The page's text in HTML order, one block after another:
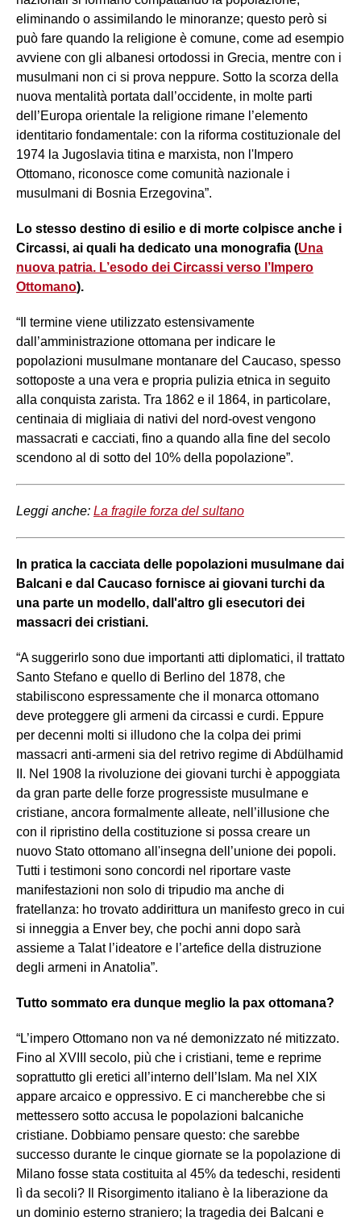
eliminando o assimilando le minoranze; questo però si
può fare quando la religione è comune, come ad esempio
avviene con gli albanesi ortodossi in Grecia, mentre con i
musulmani non ci si prova neppure. Sotto la scorza della
nuova mentalità portata dall’occidente, in molte parti
dell’Europa orientale la religione rimane l’elemento
identitario fondamentale: con la riforma costituzionale del
1974 la Jugoslavia titina e marxista, non l'Impero
Ottomano, riconosce come comunità nazionale i
musulmani di Bosnia Erzegovina”.
Lo stesso destino di esilio e di morte colpisce anche i
Circassi, ai quali ha dedicato una monografia (Una
nuova patria. L’esodo dei Circassi verso l’Impero
Ottomano).
“Il termine viene utilizzato estensivamente
dall’amministrazione ottomana per indicare le
popolazioni musulmane montanare del Caucaso, spesso
sottoposte a una vera e propria pulizia etnica in seguito
alla conquista zarista. Tra 1862 e il 1864, in particolare,
centinaia di migliaia di nativi del nord-ovest vengono
massacrati e cacciati, fino a quando alla fine del secolo
scendono al di sotto del 10% della popolazione”.
Leggi anche: La fragile forza del sultano
In pratica la cacciata delle popolazioni musulmane dai
Balcani e dal Caucaso fornisce ai giovani turchi da
una parte un modello, dall'altro gli esecutori dei
massacri dei cristiani.
“A suggerirlo sono due importanti atti diplomatici, il trattato
Santo Stefano e quello di Berlino del 1878, che
stabiliscono espressamente che il monarca ottomano
deve proteggere gli armeni da circassi e curdi. Eppure
per decenni molti si illudono che la colpa dei primi
massacri anti-armeni sia del retrivo regime di Abdülhamid
II. Nel 1908 la rivoluzione dei giovani turchi è appoggiata
da gran parte delle forze progressiste musulmane e
cristiane, ancora formalmente alleate, nell’illusione che
con il ripristino della costituzione si possa creare un
nuovo Stato ottomano all'insegna dell’unione dei popoli.
Tutti i testimoni sono concordi nel riportare vaste
manifestazioni non solo di tripudio ma anche di
fratellanza: ho trovato addirittura un manifesto greco in cui
si inneggia a Enver bey, che pochi anni dopo sarà
assieme a Talat l’ideatore e l’artefice della distruzione
degli armeni in Anatolia”.
Tutto sommato era dunque meglio la pax ottomana?
“L’impero Ottomano non va né demonizzato né mitizzato.
Fino al XVIII secolo, più che i cristiani, teme e reprime
soprattutto gli eretici all’interno dell’Islam. Ma nel XIX
appare arcaico e oppressivo. E ci mancherebbe che si
mettessero sotto accusa le popolazioni balcaniche
cristiane. Dobbiamo pensare questo: che sarebbe
successo durante le cinque giornate se la popolazione di
Milano fosse stata costituita al 45% da tedeschi, residenti
lì da secoli? Il Risorgimento italiano è la liberazione da
un dominio esterno straniero; la tragedia dei Balcani e